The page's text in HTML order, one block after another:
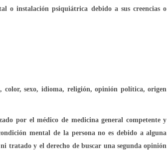
o instalación psiquiátrica debido a sus creencias o
color, sexo, idioma, religión, opinión política, origen
por el médico de medicina general competente y
mental de la persona no es debido a alguna
tratado y el derecho de buscar una segunda opinión